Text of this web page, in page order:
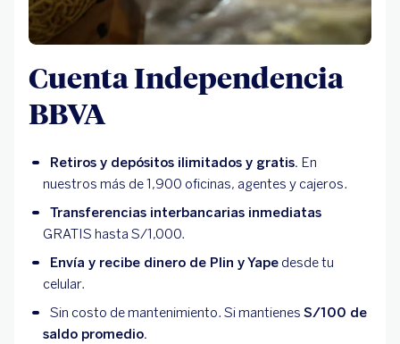
Cuenta Independencia
BBVA
Retiros y depósitos ilimitados y gratis. En
nuestros más de 1,900 oficinas, agentes y cajeros.
Transferencias interbancarias inmediatas
GRATIS hasta S/1,000.
Envía y recibe dinero de Plin y Yape desde tu
celular.
Sin costo de mantenimiento. Si mantienes S/100 de
saldo promedio.